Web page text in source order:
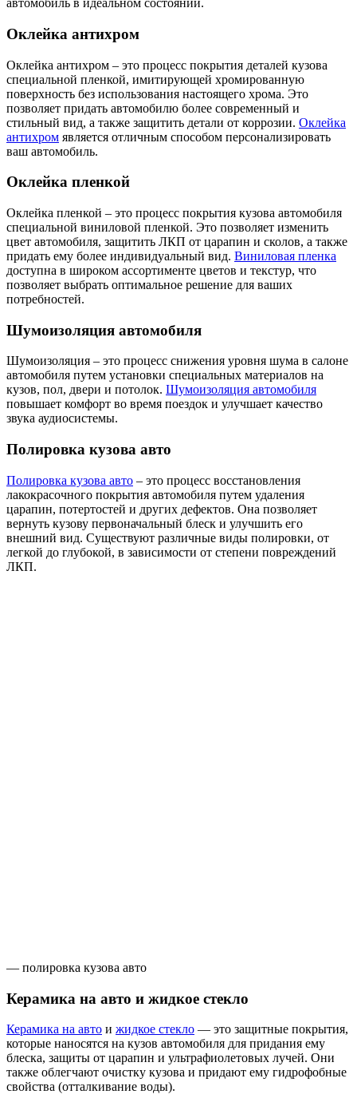
автомобиль в идеальном состоянии.
Оклейка антихром
Оклейка антихром – это процесс покрытия деталей кузова
специальной пленкой, имитирующей хромированную
поверхность без использования настоящего хрома. Это
позволяет придать автомобилю более современный и
стильный вид, а также защитить детали от коррозии. Оклейка
антихром является отличным способом персонализировать
ваш автомобиль.
Оклейка пленкой
Оклейка пленкой – это процесс покрытия кузова автомобиля
специальной виниловой пленкой. Это позволяет изменить
цвет автомобиля, защитить ЛКП от царапин и сколов, а также
придать ему более индивидуальный вид. Виниловая пленка
доступна в широком ассортименте цветов и текстур, что
позволяет выбрать оптимальное решение для ваших
потребностей.
Шумоизоляция автомобиля
Шумоизоляция – это процесс снижения уровня шума в салоне
автомобиля путем установки специальных материалов на
кузов, пол, двери и потолок. Шумоизоляция автомобиля
повышает комфорт во время поездок и улучшает качество
звука аудиосистемы.
Полировка кузова авто
Полировка кузова авто – это процесс восстановления
лакокрасочного покрытия автомобиля путем удаления
царапин, потертостей и других дефектов. Она позволяет
вернуть кузову первоначальный блеск и улучшить его
внешний вид. Существуют различные виды полировки, от
легкой до глубокой, в зависимости от степени повреждений
ЛКП.
— полировка кузова авто
Керамика на авто и жидкое стекло
Керамика на авто и жидкое стекло — это защитные покрытия,
которые наносятся на кузов автомобиля для придания ему
блеска, защиты от царапин и ультрафиолетовых лучей. Они
также облегчают очистку кузова и придают ему гидрофобные
свойства (отталкивание воды).